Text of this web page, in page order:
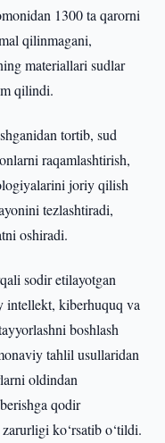
1300 ta qarorni
qilinmagani,
materiallari sudlar
qilindi.
tortib, sud
raqamlashtirish,
joriy qilish
tezlashtiradi,
oshiradi.
sodir etilayotgan
intellekt, kiberhuquq va
boshlash
tahlil usullaridan
oldindan
qodir
ko‘rsatib o‘tildi.